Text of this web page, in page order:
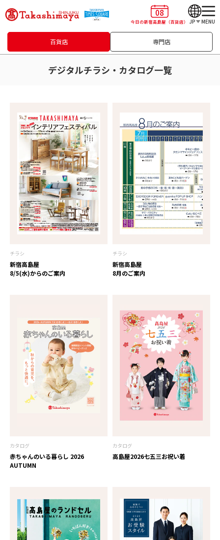
08
今日の新宿高島屋 （百貨店） JP MENU
百貨店 専門店
デジタルチラシ・カタログ一覧
チラシ
新宿高島屋
8/5(水)からのご案内
チラシ
新宿高島屋
8月のご案内
カタログ
赤ちゃんのいる暮らし 2026
AUTUMN
カタログ
高島屋2026七五三お祝い着